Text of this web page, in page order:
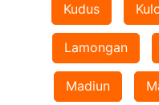
Kudus
Lamongan
Madiun